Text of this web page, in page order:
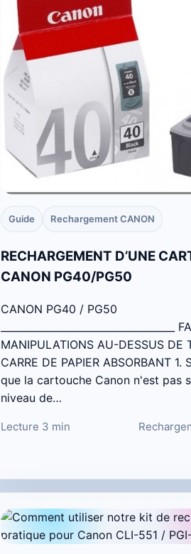
Guide Rechargement CANON
RECHARGEMENT D’UNE
CANON PG40/PG50
CANON PG40 / PG50
___________________________________
MANIPULATIONS AU-DESSUS DE
CARRE DE PAPIER ABSORBANT 1.
que la cartouche Canon n'est pas
niveau de…
Lecture 3 min